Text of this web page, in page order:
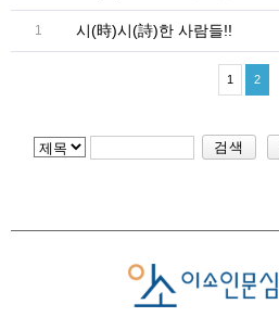
1 시(時)시(詩)한 사람들!!
1 2
검색